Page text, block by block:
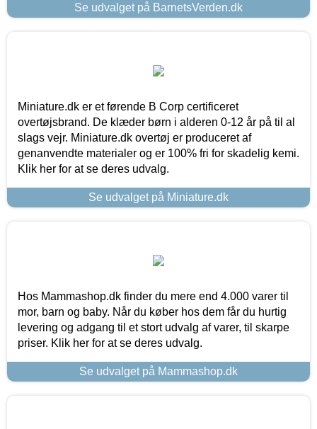
Se udvalget på BarnetsVerden.dk
Miniature.dk er et førende B Corp certificeret
overtøjsbrand. De klæder børn i alderen 0-12 år på til al
slags vejr. Miniature.dk overtøj er produceret af
genanvendte materialer og er 100% fri for skadelig kemi.
Klik her for at se deres udvalg.
Se udvalget på Miniature.dk
Hos Mammashop.dk finder du mere end 4.000 varer til
mor, barn og baby. Når du køber hos dem får du hurtig
levering og adgang til et stort udvalg af varer, til skarpe
priser. Klik her for at se deres udvalg.
Se udvalget på Mammashop.dk